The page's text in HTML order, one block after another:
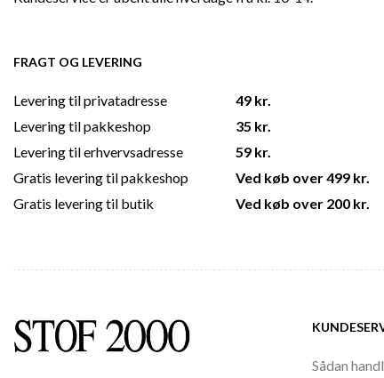
FRAGT OG LEVERING
Levering til privatadresse
Levering til pakkeshop
Levering til erhvervsadresse
Gratis levering til pakkeshop
Gratis levering til butik
49 kr.
35 kr.
59 kr.
Ved køb over 499 kr.
Ved køb over 200 kr.
Sådan